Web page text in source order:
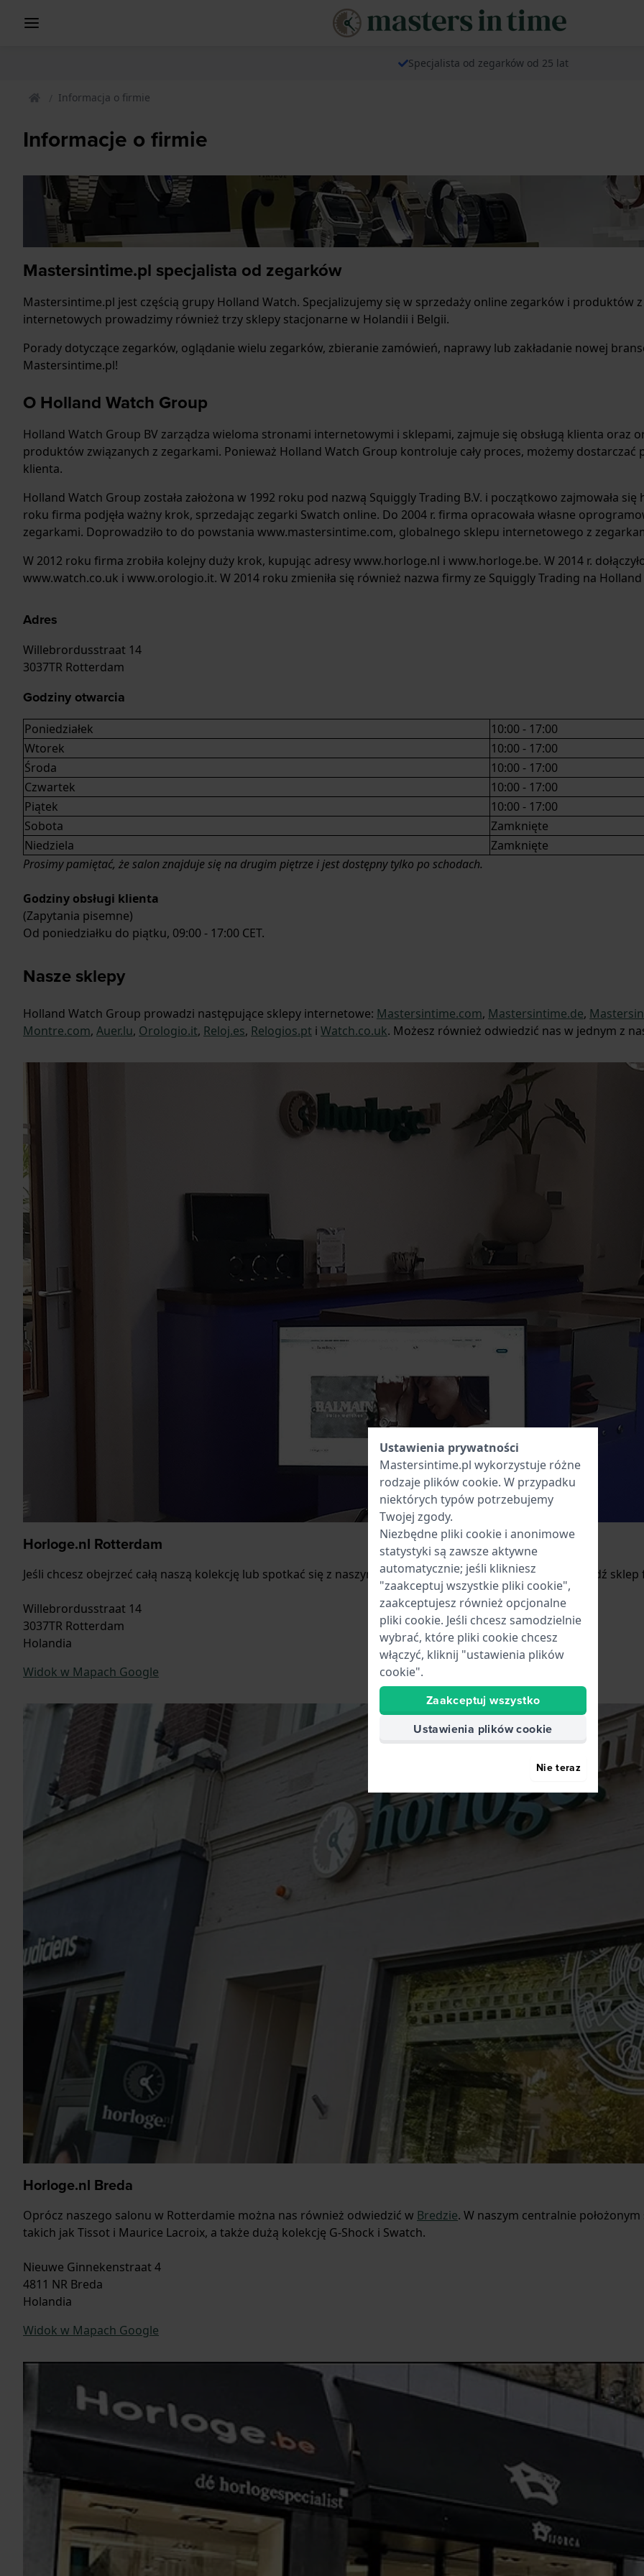
Specjalista od zegarków od 25 lat
Informacja o firmie
Informacje o firmie
Mastersintime.pl specjalista od zegarków
Mastersintime.pl jest częścią grupy Holland Watch. Specjalizujemy się w sprzedaży online zegarków i produktów
internetowych prowadzimy również trzy sklepy stacjonarne w Holandii i Belgii.
Porady dotyczące zegarków, oglądanie wielu zegarków, zbieranie zamówień, naprawy lub zakładanie nowej
Mastersintime.pl!
O Holland Watch Group
Holland Watch Group BV zarządza wieloma stronami internetowymi i sklepami, zajmuje się obsługą klienta oraz
produktów związanych z zegarkami. Ponieważ Holland Watch Group kontroluje cały proces, możemy dostarczać
klienta.
Holland Watch Group została założona w 1992 roku pod nazwą Squiggly Trading B.V. i początkowo zajmowała
roku firma podjęła ważny krok, sprzedając zegarki Swatch online. Do 2004 r. firma opracowała własne
zegarkami. Doprowadziło to do powstania www.mastersintime.com, globalnego sklepu internetowego z
W 2012 roku firma zrobiła kolejny duży krok, kupując adresy www.horloge.nl i www.horloge.be. W 2014 r.
www.watch.co.uk i www.orologio.it. W 2014 roku zmieniła się również nazwa firmy ze Squiggly Trading na
Adres
Willebrordusstraat 14
3037TR Rotterdam
Godziny otwarcia
Poniedziałek
10:00 - 17:00
Wtorek
10:00 - 17:00
Środa
10:00 - 17:00
Czwartek
10:00 - 17:00
Piątek
10:00 - 17:00
Sobota
Zamknięte
Niedziela
Zamknięte
Prosimy pamiętać, że salon znajduje się na drugim piętrze i jest dostępny tylko po schodach.
Godziny obsługi klienta
(Zapytania pisemne)
Od poniedziałku do piątku, 09:00 - 17:00 CET.
Nasze sklepy
Holland Watch Group prowadzi następujące sklepy internetowe: Mastersintime.com, Mastersintime.de,
Montre.com, Auer.lu, Orologio.it, Reloj.es, Relogios.pt i Watch.co.uk. Możesz również odwiedzić nas w jednym z
Horloge.nl Rotterdam
Jeśli chcesz obejrzeć całą naszą kolekcję lub spotkać się z naszym ekspertem od zegarków vintage, odwiedź
Willebrordusstraat 14
3037TR Rotterdam
Holandia
Widok w Mapach Google
Horloge.nl Breda
Oprócz naszego salonu w Rotterdamie można nas również odwiedzić w Bredzie. W naszym centralnie
takich jak Tissot i Maurice Lacroix, a także dużą kolekcję G-Shock i Swatch.
Nieuwe Ginnekenstraat 4
4811 NR Breda
Holandia
Widok w Mapach Google
Ustawienia prywatności
Mastersintime.pl wykorzystuje różne
rodzaje plików cookie. W przypadku
niektórych typów potrzebujemy
Twojej zgody.
Niezbędne pliki cookie i anonimowe
statystyki są zawsze aktywne
automatycznie; jeśli klikniesz
"zaakceptuj wszystkie pliki cookie",
zaakceptujesz również opcjonalne
pliki cookie. Jeśli chcesz samodzielnie
wybrać, które pliki cookie chcesz
włączyć, kliknij "ustawienia plików
cookie".
Zaakceptuj wszystko
Ustawienia plików cookie
Nie teraz